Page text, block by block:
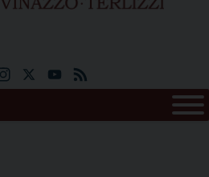
InstagramYouTube